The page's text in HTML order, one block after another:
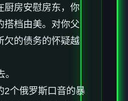
厨房安慰房东，你
搭档由美。对你父
欠的债务的怀疑越
2个俄罗斯口音的暴